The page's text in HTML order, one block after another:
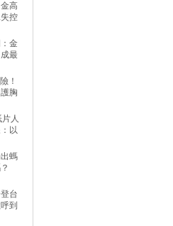
高
控
金
最
！
胸
人
以
螞
台
到